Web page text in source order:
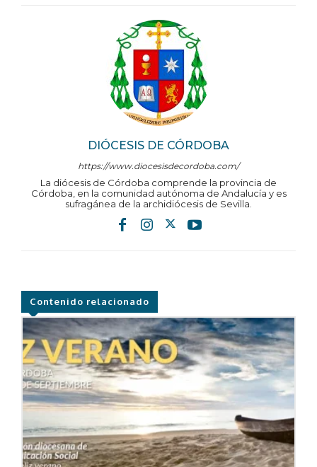
DIÓCESIS DE CÓRDOBA
https://www.diocesisdecordoba.com/
La diócesis de Córdoba comprende la provincia de
Córdoba, en la comunidad autónoma de Andalucía y es
sufragánea de la archidiócesis de Sevilla.
Contenido relacionado